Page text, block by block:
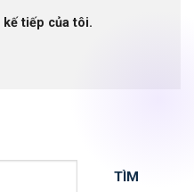
tiếp của tôi.
TÌM